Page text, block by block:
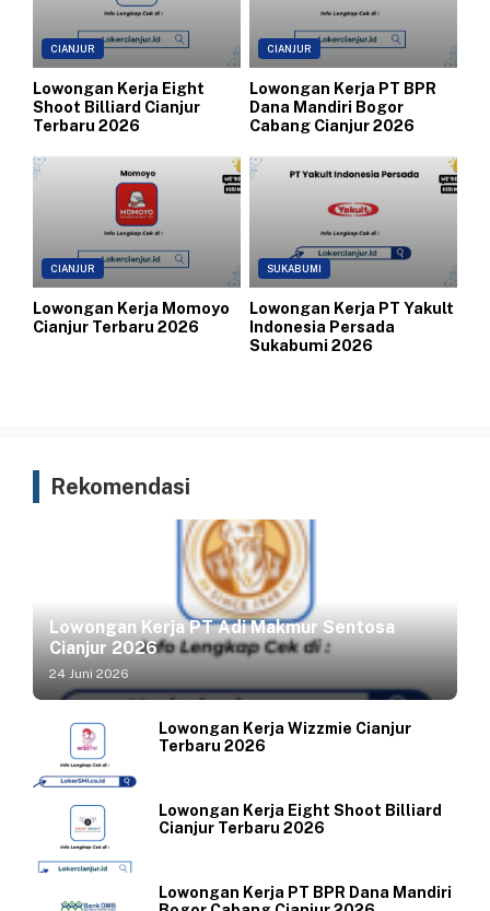
CIANJUR
Lowongan Kerja Eight
Shoot Billiard Cianjur
Terbaru 2026
CIANJUR
Lowongan Kerja PT BPR
Dana Mandiri Bogor
Cabang Cianjur 2026
CIANJUR
Lowongan Kerja Momoyo
Cianjur Terbaru 2026
SUKABUMI
Lowongan Kerja PT Yakult
Indonesia Persada
Sukabumi 2026
Rekomendasi
Lowongan Kerja PT Adi Makmur Sentosa
Cianjur 2026
24 Juni 2026
Lowongan Kerja Wizzmie Cianjur
Terbaru 2026
Lowongan Kerja Eight Shoot Billiard
Cianjur Terbaru 2026
Lowongan Kerja PT BPR Dana Mandiri